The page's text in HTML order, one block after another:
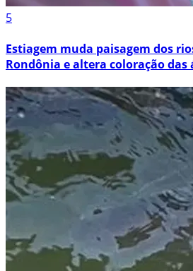
5
Estiagem muda paisagem dos
Rondônia e altera coloração das